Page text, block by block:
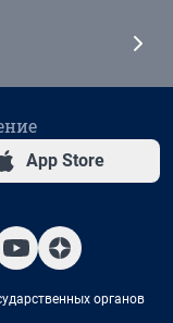
App Store
органов